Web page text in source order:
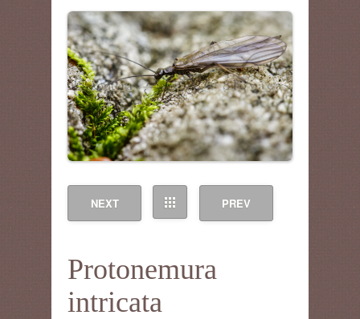
NEXT PREV
Protonemura
intricata